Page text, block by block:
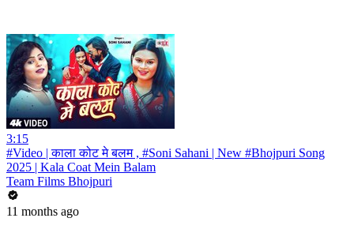
3:15
#Video | काला कोट मे बलम , #Soni Sahani | New #Bhojpuri Song
2025 | Kala Coat Mein Balam
Team Films Bhojpuri
11 months ago